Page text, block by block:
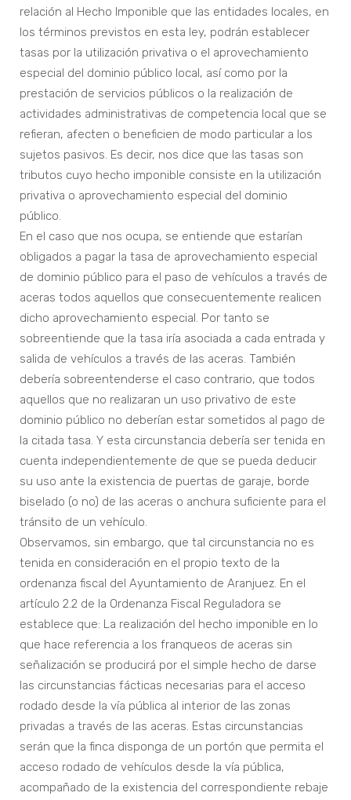
relación al Hecho Imponible que las entidades locales, en
los términos previstos en esta ley, podrán establecer
tasas por la utilización privativa o el aprovechamiento
especial del dominio público local, así como por la
prestación de servicios públicos o la realización de
actividades administrativas de competencia local que se
refieran, afecten o beneficien de modo particular a los
sujetos pasivos. Es decir, nos dice que las tasas son
tributos cuyo hecho imponible consiste en la utilización
privativa o aprovechamiento especial del dominio
público.
En el caso que nos ocupa, se entiende que estarían
obligados a pagar la tasa de aprovechamiento especial
de dominio público para el paso de vehículos a través de
aceras todos aquellos que consecuentemente realicen
dicho aprovechamiento especial. Por tanto se
sobreentiende que la tasa iría asociada a cada entrada y
salida de vehículos a través de las aceras. También
debería sobreentenderse el caso contrario, que todos
aquellos que no realizaran un uso privativo de este
dominio público no deberían estar sometidos al pago de
la citada tasa. Y esta circunstancia debería ser tenida en
cuenta independientemente de que se pueda deducir
su uso ante la existencia de puertas de garaje, borde
biselado (o no) de las aceras o anchura suficiente para el
tránsito de un vehículo.
Observamos, sin embargo, que tal circunstancia no es
tenida en consideración en el propio texto de la
ordenanza fiscal del Ayuntamiento de Aranjuez. En el
artículo 2.2 de la Ordenanza Fiscal Reguladora se
establece que: La realización del hecho imponible en lo
que hace referencia a los franqueos de aceras sin
señalización se producirá por el simple hecho de darse
las circunstancias fácticas necesarias para el acceso
rodado desde la vía pública al interior de las zonas
privadas a través de las aceras. Estas circunstancias
serán que la finca disponga de un portón que permita el
acceso rodado de vehículos desde la vía pública,
acompañado de la existencia del correspondiente rebaje